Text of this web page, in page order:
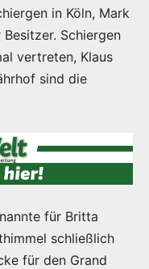
in Köln, Mark
Schiergen
vertreten, Klaus
sind die
für Britta
schließlich
für den Grand